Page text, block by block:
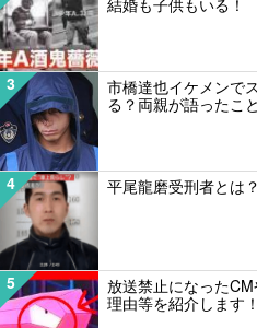
結婚も子供もいる！
3
市橋達也イケメンで
る？両親が語ったこと
4 平尾龍磨受刑者とは
5
放送禁止になった
理由等を紹介します！